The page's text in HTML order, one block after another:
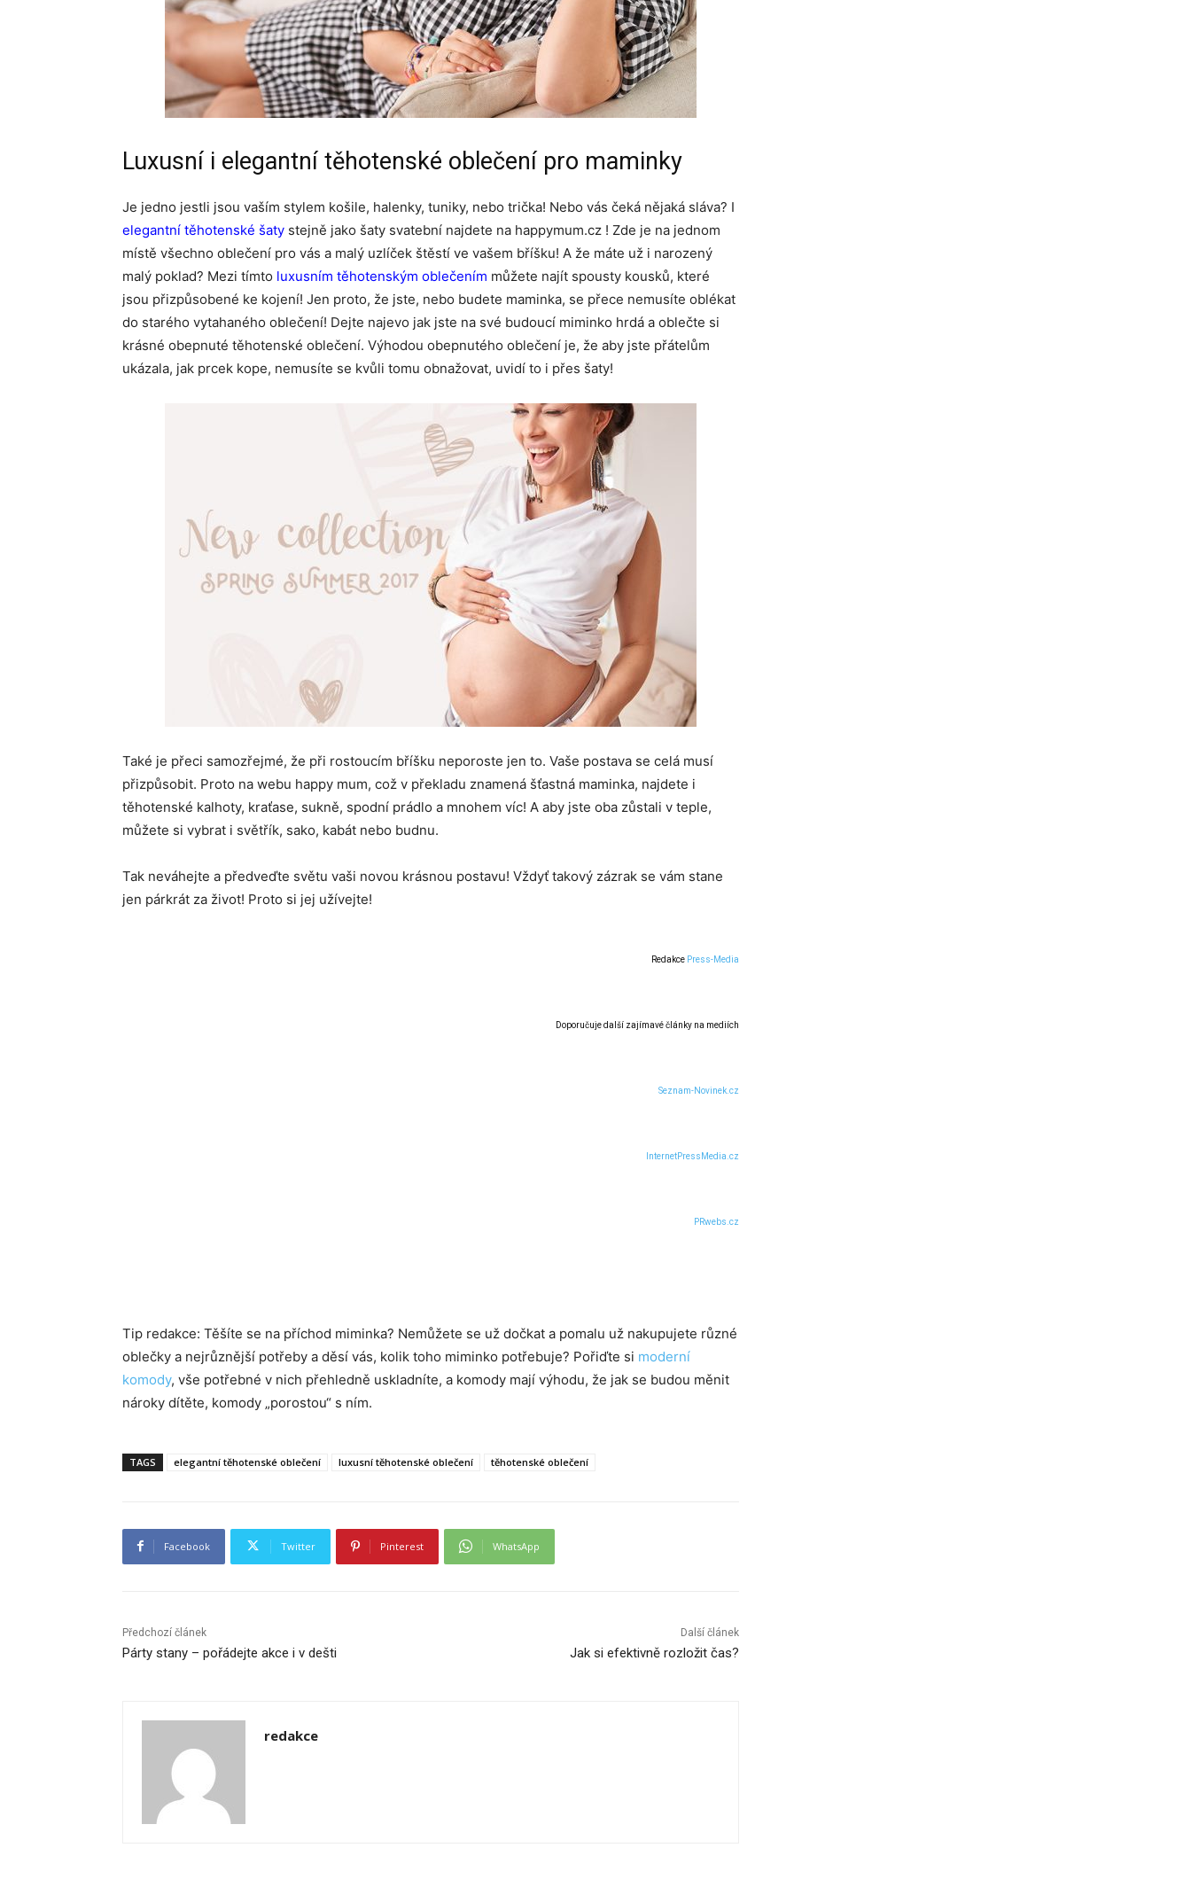
Luxusní i elegantní těhotenské oblečení pro maminky
Je jedno jestli jsou vaším stylem košile, halenky, tuniky, nebo trička! Nebo vás čeká nějaká sláva? I
elegantní těhotenské šaty stejně jako šaty svatební najdete na happymum.cz ! Zde je na jednom
místě všechno oblečení pro vás a malý uzlíček štěstí ve vašem bříšku! A že máte už i narozený
malý poklad? Mezi tímto luxusním těhotenským oblečením můžete najít spousty kousků, které
jsou přizpůsobené ke kojení! Jen proto, že jste, nebo budete maminka, se přece nemusíte oblékat
do starého vytahaného oblečení! Dejte najevo jak jste na své budoucí miminko hrdá a oblečte si
krásné obepnuté těhotenské oblečení. Výhodou obepnutého oblečení je, že aby jste přátelům
ukázala, jak prcek kope, nemusíte se kvůli tomu obnažovat, uvidí to i přes šaty!
Také je přeci samozřejmé, že při rostoucím bříšku neporoste jen to. Vaše postava se celá musí
přizpůsobit. Proto na webu happy mum, což v překladu znamená šťastná maminka, najdete i
těhotenské kalhoty, kraťase, sukně, spodní prádlo a mnohem víc! A aby jste oba zůstali v teple,
můžete si vybrat i světřík, sako, kabát nebo budnu.
Tak neváhejte a předveďte světu vaši novou krásnou postavu! Vždyť takový zázrak se vám stane
jen párkrát za život! Proto si jej užívejte!
Redakce Press-Media
Doporučuje další zajímavé články na mediích
Seznam-Novinek.cz
InternetPressMedia.cz
PRwebs.cz
Tip redakce: Těšíte se na příchod miminka? Nemůžete se už dočkat a pomalu už nakupujete různé
oblečky a nejrůznější potřeby a děsí vás, kolik toho miminko potřebuje? Pořiďte si moderní
komody, vše potřebné v nich přehledně uskladníte, a komody mají výhodu, že jak se budou měnit
nároky dítěte, komody „porostou“ s ním.
TAGS elegantní těhotenské oblečení luxusní těhotenské oblečení těhotenské oblečení
Facebook Twitter Pinterest WhatsApp
Předchozí článek
Párty stany – pořádejte akce i v dešti
Další článek
Jak si efektivně rozložit čas?
redakce